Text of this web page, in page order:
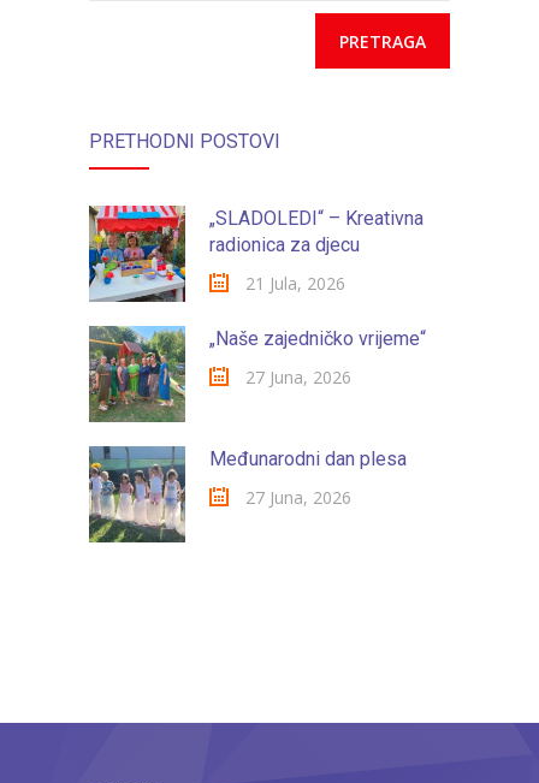
PRETHODNI POSTOVI
„SLADOLEDI“ – Kreativna
radionica za djecu
21 Jula, 2026
„Naše zajedničko vrijeme“
27 Juna, 2026
Međunarodni dan plesa
27 Juna, 2026